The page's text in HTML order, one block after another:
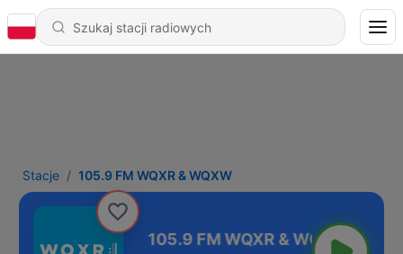
Stacje 105.9 FM WQXR & WQXW